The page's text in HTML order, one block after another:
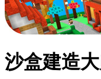
沙盒建造